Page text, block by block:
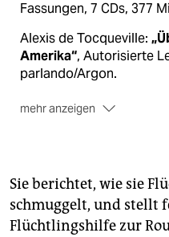
Fassungen, 7 CDs, 377
Alexis de Tocqueville:
Amerika“, Autorisierte
parlando/Argon.
mehr anzeigen
Sie berichtet, wie sie
schmuggelt, und stellt
Flüchtlingshilfe zur